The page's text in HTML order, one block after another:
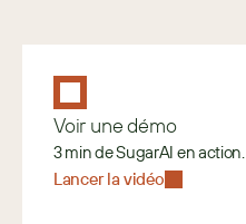
Voir une démo
3 min de SugarAI en action.
Lancer la vidéo